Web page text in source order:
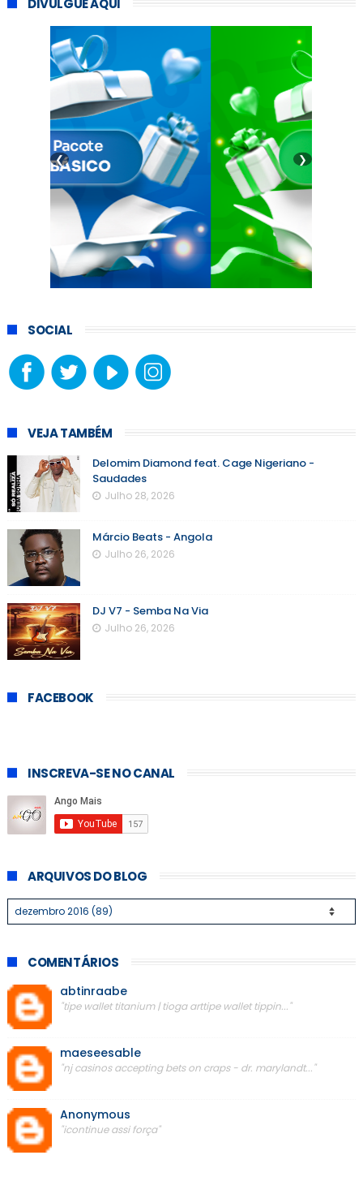
DIVULGUE AQUI
❮ ❯
SOCIAL
VEJA TAMBÉM
Delomim Diamond feat. Cage Nigeriano -
Saudades
Julho 28, 2026
Márcio Beats - Angola
Julho 26, 2026
DJ V7 - Semba Na Via
Julho 26, 2026
FACEBOOK
INSCREVA-SE NO CANAL
ARQUIVOS DO BLOG
COMENTÁRIOS
abtinraabe
"tipe wallet titanium | tioga arttipe wallet tippin..."
maeseesable
"nj casinos accepting bets on craps - dr. marylandt..."
Anonymous
"icontinue assi força"